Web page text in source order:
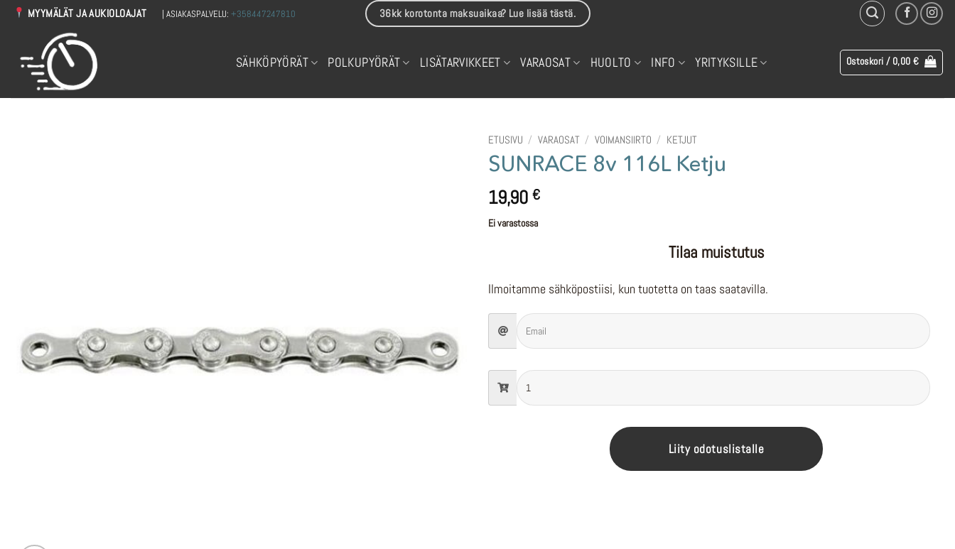
Skip
MYYMÄLÄT JA AUKIOLOAJAT | ASIAKASPALVELU:+358447247810 36kk korotonta maksuaikaa? Lue lisää tästä.
SÄHKÖPYÖRÄT POLKUPYÖRÄT LISÄTARVIKKEET VARAOSAT HUOLTO INFO YRITYKSILLE Ostoskori / 0,00 €
ETUSIVU / VARAOSAT / VOIMANSIIRTO / KETJUT
SUNRACE 8v 116L Ketju
19,90 €
Ei varastossa
Tilaa muistutus
Ilmoitamme sähköpostiisi, kun tuotetta on taas saatavilla.
Liity odotuslistalle